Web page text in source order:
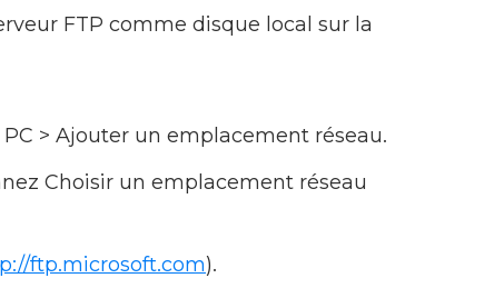
FTP comme disque local sur la
> Ajouter un emplacement réseau.
Choisir un emplacement réseau
ftp.microsoft.com).